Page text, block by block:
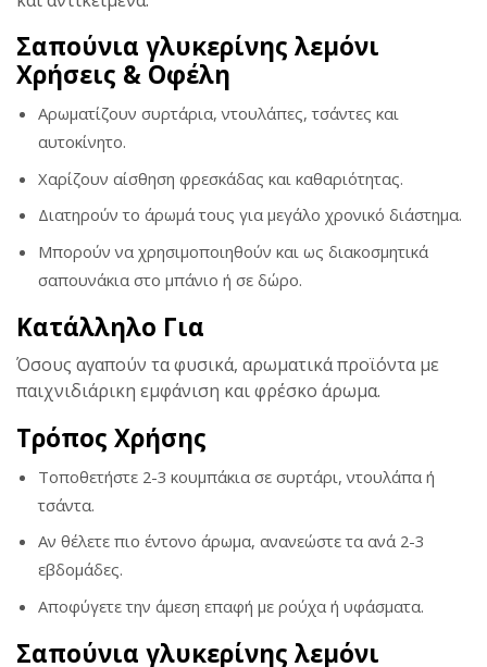
Σαπούνια γλυκερίνης λεμόνι
Χρήσεις & Οφέλη
Αρωματίζουν συρτάρια, ντουλάπες, τσάντες και
αυτοκίνητο.
Χαρίζουν αίσθηση φρεσκάδας και καθαριότητας.
Διατηρούν το άρωμά τους για μεγάλο χρονικό διάστημα.
Μπορούν να χρησιμοποιηθούν και ως διακοσμητικά
σαπουνάκια στο μπάνιο ή σε δώρο.
Κατάλληλο Για
Όσους αγαπούν τα φυσικά, αρωματικά προϊόντα με
παιχνιδιάρικη εμφάνιση και φρέσκο άρωμα.
Τρόπος Χρήσης
Τοποθετήστε 2-3 κουμπάκια σε συρτάρι, ντουλάπα ή
τσάντα.
Αν θέλετε πιο έντονο άρωμα, ανανεώστε τα ανά 2-3
εβδομάδες.
Αποφύγετε την άμεση επαφή με ρούχα ή υφάσματα.
Σαπούνια γλυκερίνης λεμόνι